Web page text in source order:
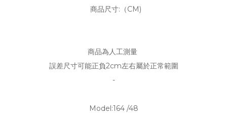
商品尺寸:（CM)
商品為人工測量
誤差尺寸可能正負2cm左右屬於正常範圍
-
Model:164 /48